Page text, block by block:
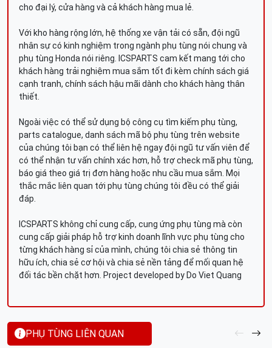
cho đại lý, cửa hàng và cả khách hàng mua lẻ.
Với kho hàng rộng lớn, hệ thống xe vận tải có sẵn, đội ngũ
nhân sự có kinh nghiệm trong ngành phụ tùng nói chung và
phụ tùng Honda nói riêng. ICSPARTS cam kết mang tới cho
khách hàng trải nghiệm mua sắm tốt đi kèm chính sách giá
cạnh tranh, chính sách hậu mãi dành cho khách hàng thân
thiết.
Ngoài việc có thể sử dụng bộ công cụ tìm kiếm phụ tùng,
parts catalogue, danh sách mã bộ phụ tùng trên website
của chúng tôi bạn có thể liên hệ ngay đội ngũ tư vấn viên để
có thể nhận tư vấn chính xác hơn, hỗ trợ check mã phụ tùng,
báo giá theo giá trị đơn hàng hoặc nhu cầu mua sắm. Mọi
thắc mắc liên quan tới phụ tùng chúng tôi đều có thể giải
đáp.
ICSPARTS không chỉ cung cấp, cung ứng phụ tùng mà còn
cung cấp giải pháp hỗ trợ kinh doanh lĩnh vực phụ tùng cho
từng khách hàng sỉ của mình, chúng tôi chia sẻ thông tin
hữu ích, chia sẻ cơ hội và chia sẻ nền tảng để mối quan hệ
đối tác bền chặt hơn. Project developed by Do Viet Quang
PHỤ TÙNG LIÊN QUAN